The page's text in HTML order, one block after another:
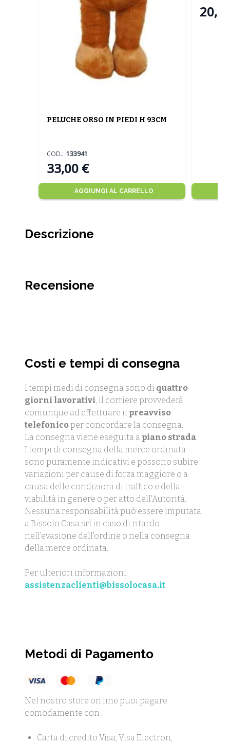
PELUCHE ORSO IN PIEDI H 93CM
33,00 €
COD.: 133941
AGGIUNGI AL CARRELLO
Descrizione
Recensione
Costi e tempi di consegna
I tempi medi di consegna sono di quattro
giorni lavorativi, il corriere provvederà
comunque ad effettuare il preavviso
telefonicoper concordare la consegna.
La consegna viene eseguita a piano strada.
I tempi di consegna della merce ordinata
sono puramente indicativi e possono subire
variazioni per cause di forza maggiore o a
causa delle condizioni di traffico e della
viabilità in genere o per atto dell'Autorità.
Nessuna responsabilità può essere imputata
a Bissolo Casa srl in caso di ritardo
nell'evasione dell'ordine o nella consegna
della merce ordinata.
Per ulteriori informazioni:
assistenzaclienti@bissolocasa.it
Metodi di Pagamento
Nel nostro store on line puoi pagare
comodamente con :
Carta di credito Visa, Visa Electron,